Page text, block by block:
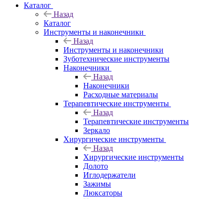
Каталог
Назад
Каталог
Инструменты и наконечники
Назад
Инструменты и наконечники
Зуботехнические инструменты
Наконечники
Назад
Наконечники
Расходные материалы
Терапевтические инструменты
Назад
Терапевтические инструменты
Зеркало
Хирургические инструменты
Назад
Хирургические инструменты
Долото
Иглодержатели
Зажимы
Люксаторы